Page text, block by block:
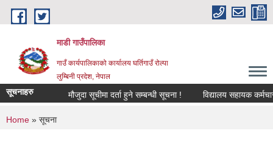
Skip to main content
माडी गाउँपालिका
गाउँ कार्यपालिकाको कार्यालय घर्तिगाउँ रोल्पा
लुम्बिनी प्रदेश, नेपाल
सूचनाहरु मौजुदा सूचीमा दर्ता हुने सम्बन्धी सूचना ! विद्यालय सहायक कर्मचारी
You are here
Home » सूचना